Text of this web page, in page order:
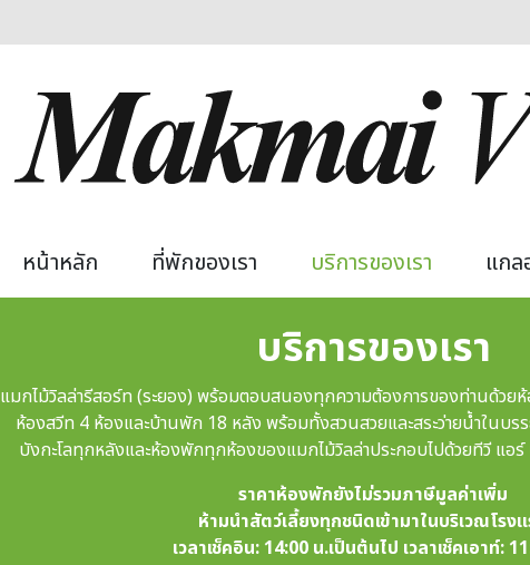
Main navigation
หน้าหลัก ที่พักของเรา บริการของเรา แกล
บริการของเรา
แมกไม้วิลล่ารีสอร์ท (ระยอง) พร้อมตอบสนองทุกความต้องการของท่านด้วย
ห้องสวีท 4 ห้องและบ้านพัก 18 หลัง พร้อมทั้งสวนสวยและสระว่ายน้ำในบร
บังกะโลทุกหลังและห้องพักทุกห้องของแมกไม้วิลล่าประกอบไปด้วยทีวี แอ
ราคาห้องพักยังไม่รวมภาษีมูลค่าเพิ่ม
ห้ามนำสัตว์เลี้ยงทุกชนิดเข้ามาในบริเวณโรง
เวลาเช็คอิน: 14:00 น.เป็นต้นไป เวลาเช็คเอาท์: